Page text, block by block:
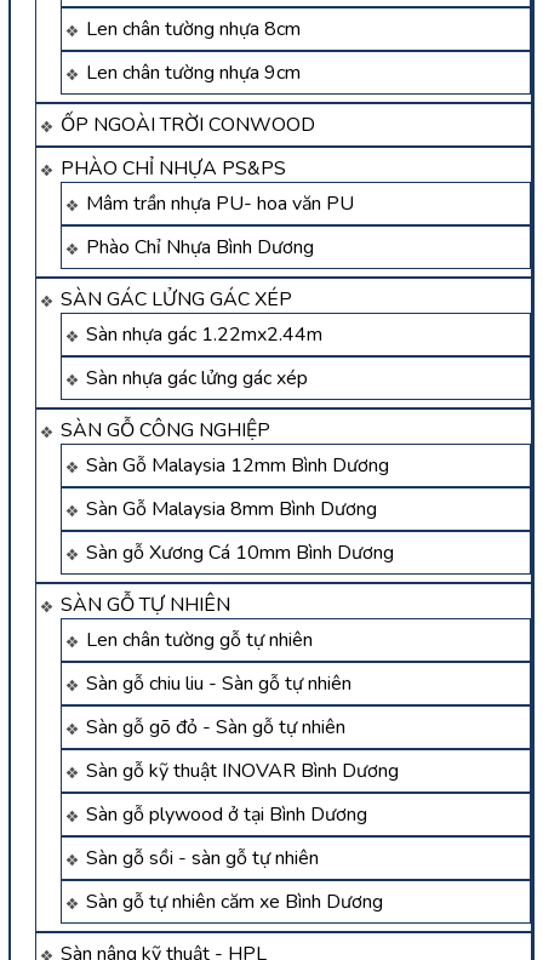
Len chân tường nhựa 8cm
Len chân tường nhựa 9cm
ỐP NGOÀI TRỜI CONWOOD
PHÀO CHỈ NHỰA PS&PS
Mâm trần nhựa PU- hoa văn PU
Phào Chỉ Nhựa Bình Dương
SÀN GÁC LỬNG GÁC XÉP
Sàn nhựa gác 1.22mx2.44m
Sàn nhựa gác lửng gác xép
SÀN GỖ CÔNG NGHIỆP
Sàn Gỗ Malaysia 12mm Bình Dương
Sàn Gỗ Malaysia 8mm Bình Dương
Sàn gỗ Xương Cá 10mm Bình Dương
SÀN GỖ TỰ NHIÊN
Len chân tường gỗ tự nhiên
Sàn gỗ chiu liu - Sàn gỗ tự nhiên
Sàn gỗ gõ đỏ - Sàn gỗ tự nhiên
Sàn gỗ kỹ thuật INOVAR Bình Dương
Sàn gỗ plywood ở tại Bình Dương
Sàn gỗ sồi - sàn gỗ tự nhiên
Sàn gỗ tự nhiên căm xe Bình Dương
Sàn nâng kỹ thuật - HPL